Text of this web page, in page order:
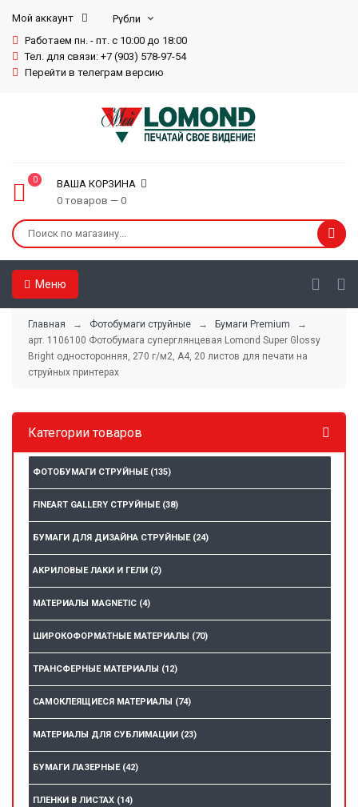
Мой аккаунт
Работаем пн. - пт. с 10:00 до 18:00
Тел. для связи: +7 (903) 578-97-54
Перейти в телеграм версию
0
ВАША КОРЗИНА
0 товаров — 0
Меню
Главная → Фотобумаги струйные → Бумаги Premium
→
арт. 1106100 Фотобумага суперглянцевая Lomond Super Glossy
Bright односторонняя, 270 г/м2, А4, 20 листов для печати на
струйных принтерах
Категории товаров
ФОТОБУМАГИ СТРУЙНЫЕ (135)
FINEART GALLERY СТРУЙНЫЕ (38)
БУМАГИ ДЛЯ ДИЗАЙНА СТРУЙНЫЕ (24)
АКРИЛОВЫЕ ЛАКИ И ГЕЛИ (2)
МАТЕРИАЛЫ MAGNETIC (4)
ШИРОКОФОРМАТНЫЕ МАТЕРИАЛЫ (70)
ТРАНСФЕРНЫЕ МАТЕРИАЛЫ (12)
САМОКЛЕЯЩИЕСЯ МАТЕРИАЛЫ (74)
МАТЕРИАЛЫ ДЛЯ СУБЛИМАЦИИ (23)
БУМАГИ ЛАЗЕРНЫЕ (42)
ПЛЕНКИ В ЛИСТАХ (14)